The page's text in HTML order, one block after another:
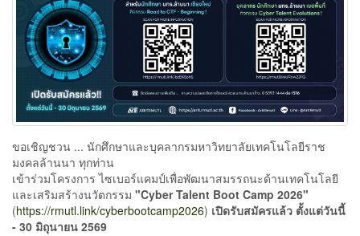
ขอเชิญชวน ... นักศึกษาและบุคลากรมหาวิทยาลัยเทคโนโลยีราช
มงคลล้านนา ทุกท่าน
เข้าร่วมโครงการ ไซเบอร์แคมป์เพื่อพัฒนาสมรรถนะด้านเทคโนโลยี
และเสริมสร้างนวัตกรรม "Cyber Talent Boot Camp 2026"
(https://rmutl.link/cyberbootcamp2026) เปิดรับสมัครแล้ว ตั้งแต่วันนี้
- 30 มิถุนายน 2569